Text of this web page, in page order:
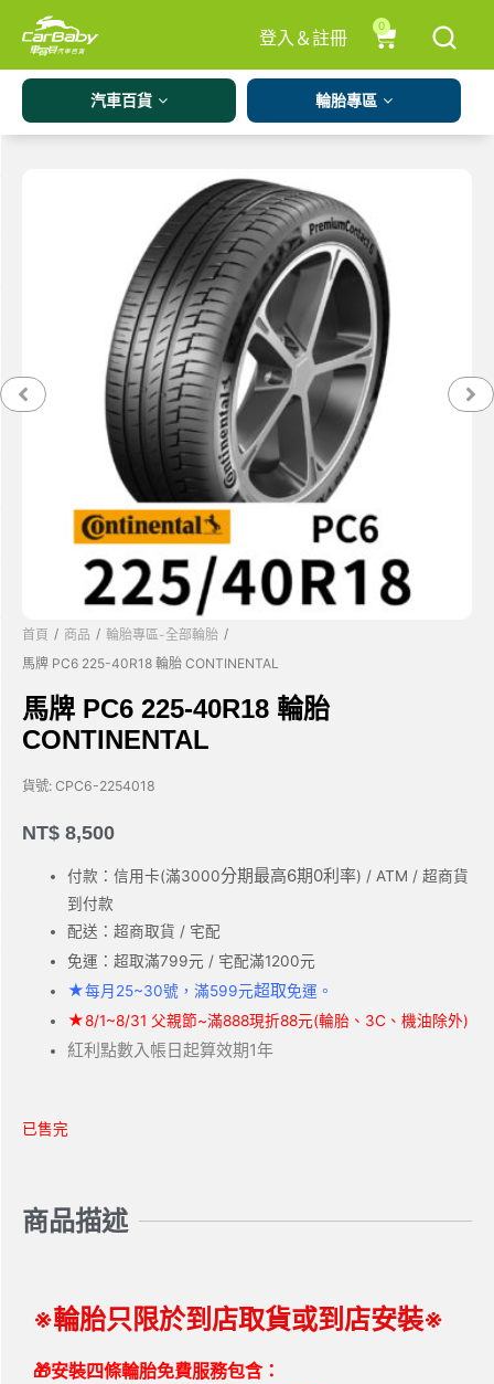
登入＆註冊
0
汽車百貨 輪胎專區
首頁 / 商品 / 輪胎專區-全部輪胎 /
馬牌 PC6 225-40R18 輪胎 CONTINENTAL
馬牌 PC6 225-40R18 輪胎
CONTINENTAL
貨號: CPC6-2254018
NT$ 8,500
付款：信用卡(滿3000分期最高6期0利率) / ATM / 超商貨
到付款
配送：超商取貨 / 宅配
免運：超取滿799元 / 宅配滿1200元
★每月25~30號，滿599元超取免運。
★8/1~8/31 父親節~滿888現折88元(輪胎、3C、機油除外)
紅利點數入帳日起算效期1年
已售完
商品描述
※輪胎只限於到店取貨或到店安裝※
🎁安裝四條輪胎免費服務包含：